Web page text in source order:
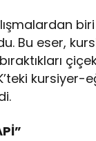
Bu eser,
kursiyer-